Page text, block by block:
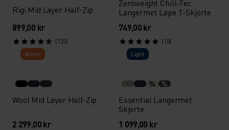
Rigi Mid Layer Half-Zip
899,00 kr
(123)
Zeroweight Chill-Tec
Langermet Løpe T-Skjorte
749,00 kr
(18)
Warm
Wool Mid Layer Half-Zip
2 299,00 kr
Light
% %
Essential Langermet
Skjorte
1 099,00 kr